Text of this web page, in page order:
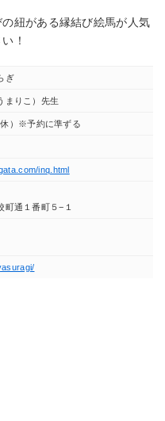
紐がある縁結び絵馬が人気
！
ぎ
まりこ）先生
）※予約に準ずる
inq.html
町通１番町５−１